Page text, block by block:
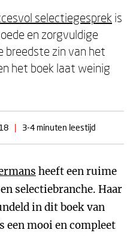
selectiegesprek is
en zorgvuldige
breedste zin van het
het boek laat weinig
| 3-4 minuten leestijd
heeft een ruime
selectiebranche. Haar
in dit boek van
een mooi en compleet